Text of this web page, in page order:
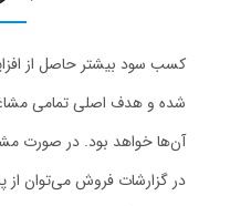
کسب سود بیشتر حاصل از
شده و هدف اصلی تمامی
آن‌ها خواهد بود. در صورت
در گزارشات فروش می‌توان از